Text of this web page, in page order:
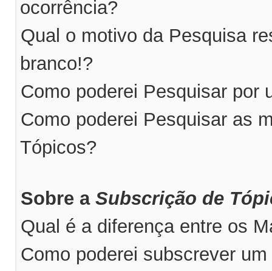
ocorrência?
Qual o motivo da Pesquisa
branco!?
Como poderei Pesquisar por
Como poderei Pesquisar as
Tópicos?
Sobre a Subscrição de
Qual é a diferença entre os
Como poderei subscrever